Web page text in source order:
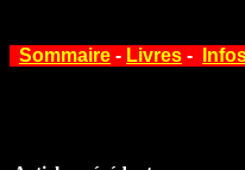
Sommaire - Livres -